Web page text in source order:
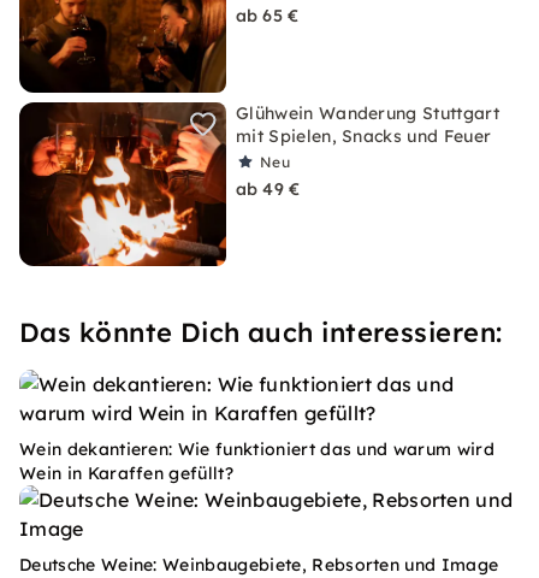
ab 65 €
Glühwein Wanderung Stuttgart
mit Spielen, Snacks und Feuer
Neu
ab 49 €
Das könnte Dich auch interessieren:
Wein dekantieren: Wie funktioniert das und warum wird
Wein in Karaffen gefüllt?
Deutsche Weine: Weinbaugebiete, Rebsorten und Image